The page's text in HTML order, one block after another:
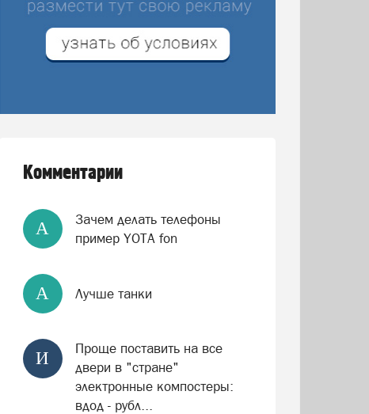
Комментарии
А
Зачем делать телефоны
пример YOTA fon
А Лучше танки
И
Проще поставить на все
двери в "стране"
электронные компостеры:
вдод - рубл...